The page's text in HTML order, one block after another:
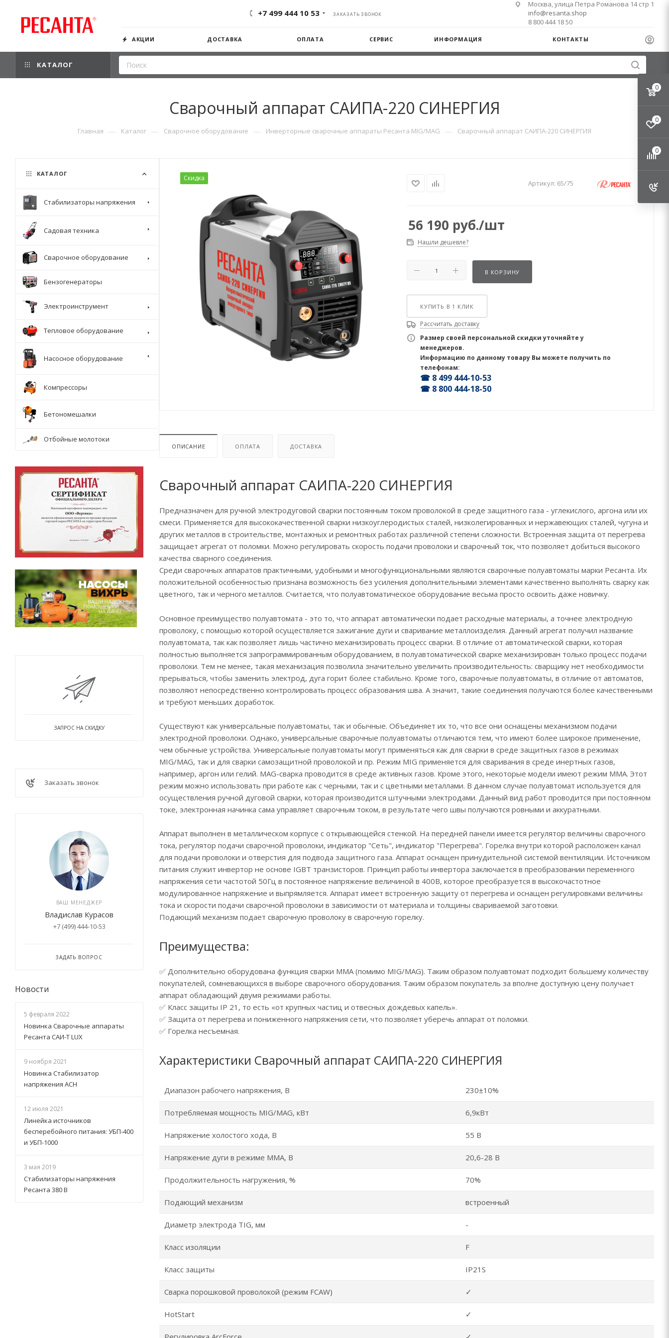
+7 499 444 10 53 ЗАКАЗАТЬ ЗВОНОК
Москва, улица Петра Романова 14 стр 1
info@resanta.shop
8 800 444 18 50
АКЦИИ ДОСТАВКА ОПЛАТА СЕРВИС ИНФОРМАЦИЯ КОНТАКТЫ
КАТАЛОГ
Сварочный аппарат САИПА-220 СИНЕРГИЯ
Главная — Каталог — Сварочное оборудование — Инверторные сварочные аппараты Ресанта MIG/MAG — Сварочный аппарат САИПА-220 СИНЕРГИЯ
Скидка
Артикул: 65/75
56 190 руб./шт
Нашли дешевле?
В КОРЗИНУ
КУПИТЬ В 1 КЛИК
Рассчитать доставку
Размер своей персональной скидки уточняйте у
менеджеров.
Информацию по данному товару Вы можете получить по
телефонам:
☎ 8 499 444-10-53
☎ 8 800 444-18-50
ОПИСАНИЕ ОПЛАТА ДОСТАВКА
Сварочный аппарат САИПА-220 СИНЕРГИЯ
Предназначен для ручной электродуговой сварки постоянным током проволокой в среде защитного газа - углекислого, аргона или их
смеси. Применяется для высококачественной сварки низкоуглеродистых сталей, низколегированных и нержавеющих сталей, чугуна и
других металлов в строительстве, монтажных и ремонтных работах различной степени сложности. Встроенная защита от перегрева
защищает агрегат от поломки. Можно регулировать скорость подачи проволоки и сварочный ток, что позволяет добиться высокого
качества сварного соединения.
Среди сварочных аппаратов практичными, удобными и многофункциональными являются сварочные полуавтоматы марки Ресанта. Их
положительной особенностью признана возможность без усиления дополнительными элементами качественно выполнять сварку как
цветного, так и черного металлов. Считается, что полуавтоматическое оборудование весьма просто освоить даже новичку.
Основное преимущество полуавтомата - это то, что аппарат автоматически подает расходные материалы, а точнее электродную
проволоку, с помощью которой осуществляется зажигание дуги и сваривание металлоизделия. Данный агрегат получил название
полуавтомата, так как позволяет лишь частично механизировать процесс сварки. В отличие от автоматической сварки, которая
полностью выполняется запрограммированным оборудованием, в полуавтоматической сварке механизирован только процесс подачи
проволоки. Тем не менее, такая механизация позволила значительно увеличить производительность: сварщику нет необходимости
прерываться, чтобы заменить электрод, дуга горит более стабильно. Кроме того, сварочные полуавтоматы, в отличие от автоматов,
позволяют непосредственно контролировать процесс образования шва. А значит, такие соединения получаются более качественными
и требуют меньших доработок.
Существуют как универсальные полуавтоматы, так и обычные. Объединяет их то, что все они оснащены механизмом подачи
электродной проволоки. Однако, универсальные сварочные полуавтоматы отличаются тем, что имеют более широкое применение,
чем обычные устройства. Универсальные полуавтоматы могут применяться как для сварки в среде защитных газов в режимах
MIG/MAG, так и для сварки самозащитной проволокой и пр. Режим MIG применяется для сваривания в среде инертных газов,
например, аргон или гелий. MAG-сварка проводится в среде активных газов. Кроме этого, некоторые модели имеют режим MMA. Этот
режим можно использовать при работе как с черными, так и с цветными металлами. В данном случае полуавтомат используется для
осуществления ручной дуговой сварки, которая производится штучными электродами. Данный вид работ проводится при постоянном
токе, электронная начинка сама управляет сварочным током, в результате чего швы получаются ровными и аккуратными.
Аппарат выполнен в металлическом корпусе с открывающейся стенкой. На передней панели имеется регулятор величины сварочного
тока, регулятор подачи сварочной проволоки, индикатор "Сеть", индикатор "Перегрева". Горелка внутри которой расположен канал
для подачи проволоки и отверстия для подвода защитного газа. Аппарат оснащен принудительной системой вентиляции. Источником
питания служит инвертор не основе IGBT транзисторов. Принцип работы инвертора заключается в преобразовании переменного
напряжения сети частотой 50Гц в постоянное напряжение величиной в 400В, которое преобразуется в высокочастотное
модулированное напряжение и выпрямляется. Аппарат имеет встроенную защиту от перегрева и оснащен регулировками величины
тока и скорости подачи сварочной проволоки в зависимости от материала и толщины свариваемой заготовки.
Подающий механизм подает сварочную проволоку в сварочную горелку.
Преимущества:
✅ Дополнительно оборудована функция сварки ММА (помимо MIG/MAG). Таким образом полуавтомат подходит большему количеству
покупателей, сомневающихся в выборе сварочного оборудования. Таким образом покупатель за вполне доступную цену получает
аппарат обладающий двумя режимами работы.
✅ Класс защиты IP 21, то есть «от крупных частиц и отвесных дождевых капель».
✅ Защита от перегрева и пониженного напряжения сети, что позволяет уберечь аппарат от поломки.
✅ Горелка несъемная.
Характеристики Сварочный аппарат САИПА-220 СИНЕРГИЯ
Диапазон рабочего напряжения, B 230±10%
Потребляемая мощность MIG/MAG, кВт 6,9кВт
Напряжение холостого хода, В 55 В
Напряжение дуги в режиме ММА, В 20,6-28 В
Продолжительность нагружения, % 70%
Подающий механизм встроенный
Диаметр электрода TIG, мм -
Класс изоляции F
Класс защиты IP21S
Сварка порошковой проволокой (режим FCAW) ✓
HotStart ✓
КАТАЛОГ
Стабилизаторы напряжения
Садовая техника
Сварочное оборудование
Бензогенераторы
Электроинструмент
Тепловое оборудование
Насосное оборудование
Компрессоры
Бетономешалки
Отбойные молотоки
ЗАПРОС НА СКИДКУ
Заказать звонок
ВАШ МЕНЕДЖЕР
Владислав Курасов
+7 (499) 444-10-53
ЗАДАТЬ ВОПРОС
Новости
5 февраля 2022
Новинка Сварочные аппараты
Ресанта САИ-Т LUX
9 ноября 2021
Новинка Стабилизатор
напряжения АСН
12 июля 2021
Линейка источников
бесперебойного питания: УБП-400
и УБП-1000
3 мая 2019
Стабилизаторы напряжения
Ресанта 380 В
0
0
0